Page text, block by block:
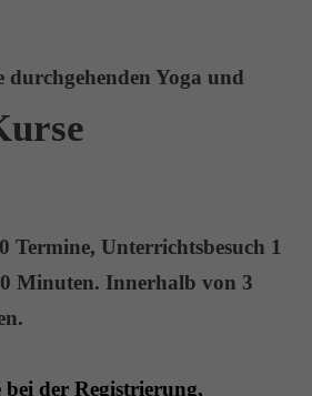
Yoga und
Termine, Unterrichtsbesuch 1
Minuten. Innerhalb von 3
der Registrierung,